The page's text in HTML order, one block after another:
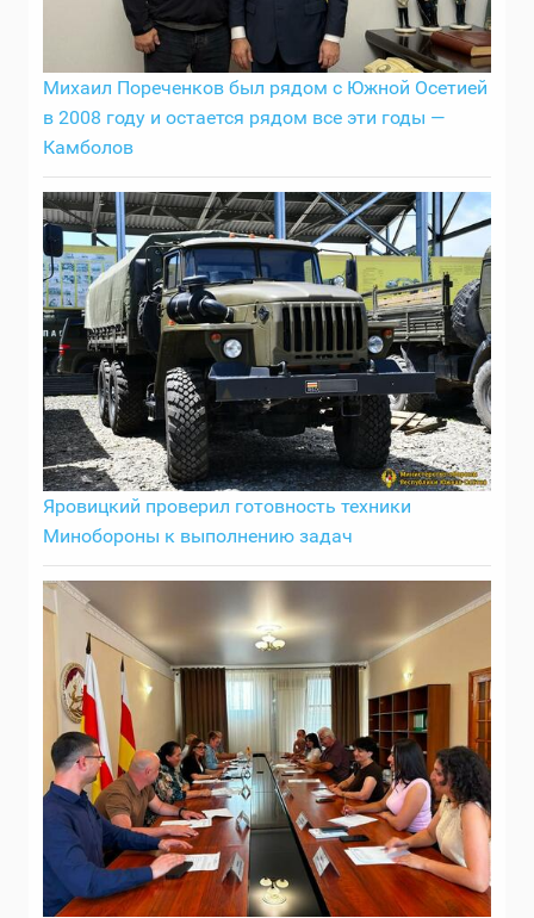
Михаил Пореченков был рядом с Южной Осетией
в 2008 году и остается рядом все эти годы —
Камболов
Яровицкий проверил готовность техники
Минобороны к выполнению задач